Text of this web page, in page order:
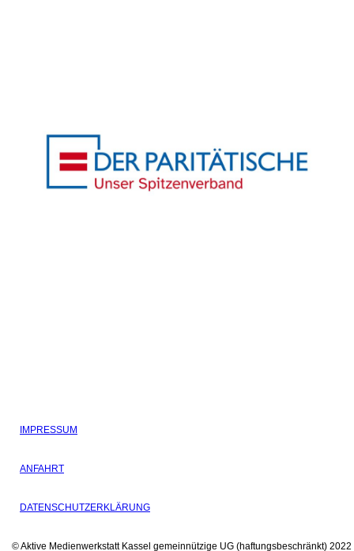
IMPRESSUM
ANFAHRT
DATENSCHUTZERKLÄRUNG
© Aktive Medienwerkstatt Kassel gemeinnützige UG (haftungsbeschränkt) 2022